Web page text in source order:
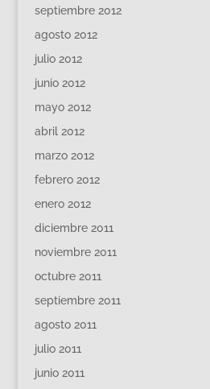
septiembre 2012
agosto 2012
julio 2012
junio 2012
mayo 2012
abril 2012
marzo 2012
febrero 2012
enero 2012
diciembre 2011
noviembre 2011
octubre 2011
septiembre 2011
agosto 2011
julio 2011
junio 2011